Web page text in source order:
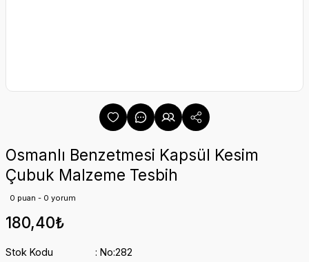
Osmanlı Benzetmesi Kapsül Kesim
Çubuk Malzeme Tesbih
0 puan - 0 yorum
180,40₺
Stok Kodu
No:282